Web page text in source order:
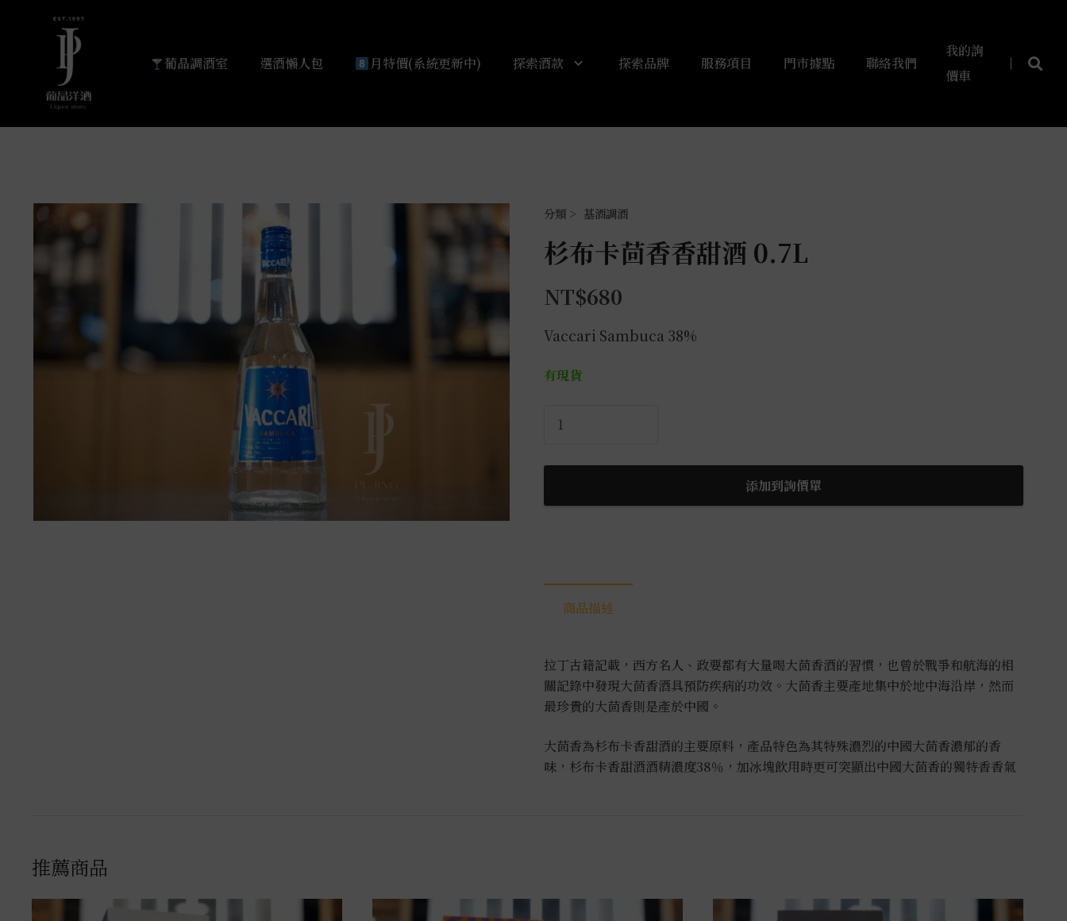
葡晶調酒室 選酒懶人包 月特價(系統更新中) 探索酒款 探索品牌 服務項目 門市據點 聯絡我們
我的詢
價車
基酒調酒
杉布卡茴香香甜酒 0.7L
NT$680
Vaccari Sambuca 38%
有現貨
0.7L
添加到詢價單
商品描述
拉丁古籍記載，西方名人、政要都有大量喝大茴香酒的習慣，也曾於戰爭和航海的相
關記錄中發現大茴香酒具預防疾病的功效。大茴香主要產地集中於地中海沿岸，然而
最珍貴的大茴香則是產於中國。
大茴香為杉布卡香甜酒的主要原料，產品特色為其特殊濃烈的中國大茴香濃郁的香
味，杉布卡香甜酒酒精濃度38％，加冰塊飲用時更可突顯出中國大茴香的獨特香香氣
推薦商品